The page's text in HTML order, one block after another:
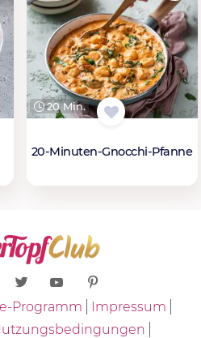
20 Min.
20-Minuten-Gnocchi-Pfanne
Programm
Impressum